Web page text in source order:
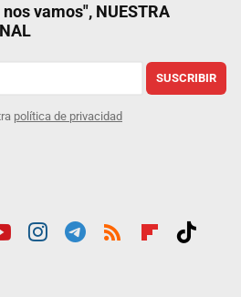
vamos", NUESTRA
SUSCRIBIR
política de privacidad